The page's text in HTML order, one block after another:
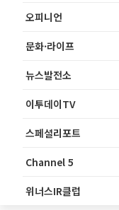
오피니언
문화·라이프
뉴스발전소
이투데이TV
스페셜리포트
Channel 5
위너스IR클럽